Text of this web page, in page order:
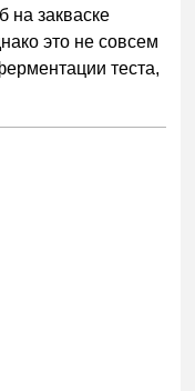
на закваске
это не совсем
теста,